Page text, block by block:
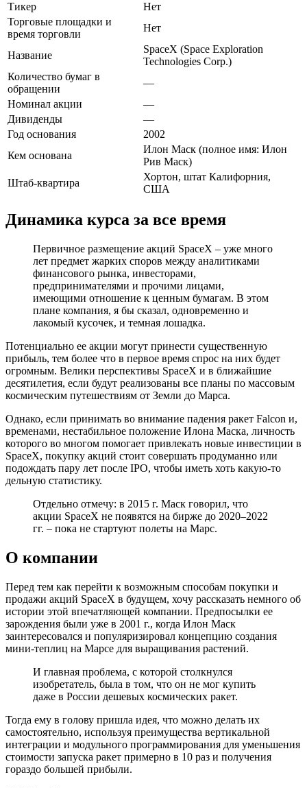
Тикер
Нет
Торговые площадки и
время торговли
Нет
Название
SpaceX (Space Exploration
Technologies Corp.)
Количество бумаг в
обращении
—
Номинал акции
—
Дивиденды
—
Год основания
2002
Кем основана
Илон Маск (полное имя: Илон
Рив Маск)
Штаб-квартира
Хортон, штат Калифорния,
США
Динамика курса за все время
Первичное размещение акций SpaceX – уже много
лет предмет жарких споров между аналитиками
финансового рынка, инвесторами,
предпринимателями и прочими лицами,
имеющими отношение к ценным бумагам. В этом
плане компания, я бы сказал, одновременно и
лакомый кусочек, и темная лошадка.
Потенциально ее акции могут принести существенную
прибыль, тем более что в первое время спрос на них будет
огромным. Велики перспективы SpaceX и в ближайшие
десятилетия, если будут реализованы все планы по массовым
космическим путешествиям от Земли до Марса.
Однако, если принимать во внимание падения ракет Falcon и,
временами, нестабильное положение Илона Маска, личность
которого во многом помогает привлекать новые инвестиции в
SpaceX, покупку акций стоит совершать продуманно или
подождать пару лет после IPO, чтобы иметь хоть какую-то
дельную статистику.
Отдельно отмечу: в 2015 г. Маск говорил, что
акции SpaceX не появятся на бирже до 2020–2022
гг. – пока не стартуют полеты на Марс.
О компании
Перед тем как перейти к возможным способам покупки и
продажи акций SpaceX в будущем, хочу рассказать немного об
истории этой впечатляющей компании. Предпосылки ее
зарождения были уже в 2001 г., когда Илон Маск
заинтересовался и популяризировал концепцию создания
мини-теплиц на Марсе для выращивания растений.
И главная проблема, с которой столкнулся
изобретатель, была в том, что он не мог купить
даже в России дешевых космических ракет.
Тогда ему в голову пришла идея, что можно делать их
самостоятельно, используя преимущества вертикальной
интеграции и модульного программирования для уменьшения
стоимости запуска ракет примерно в 10 раз и получения
гораздо большей прибыли.